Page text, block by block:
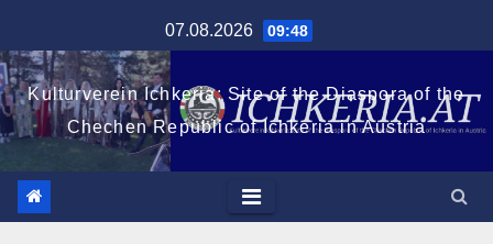
к
содержимому
07.08.2026 09:48
Kulturverein Ichkeria: Site of the Diaspora of the
Chechen Republic of Ichkeria in Austria